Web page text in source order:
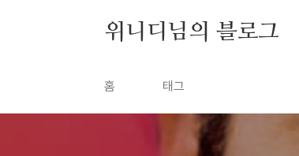
위니디님의 블로그
홈 태그